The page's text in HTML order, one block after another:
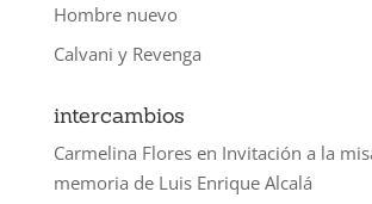
Hombre nuevo
Calvani y Revenga
intercambios
Carmelina Floresen Invitación a la
memoria de Luis Enrique Alcalá